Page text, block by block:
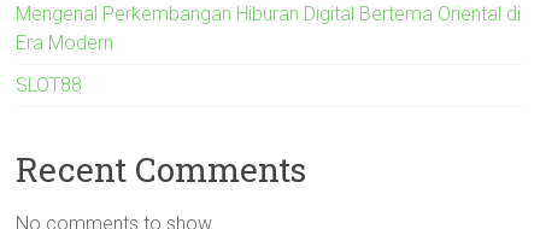
Mengenal Perkembangan Hiburan Digital Bertema Oriental di
Era Modern
SLOT88
Recent Comments
No comments to show.